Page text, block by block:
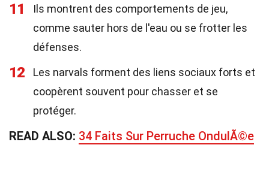
11
Ils montrent des comportements de jeu,
comme sauter hors de l'eau ou se frotter les
défenses.
12
Les narvals forment des liens sociaux forts et
coopèrent souvent pour chasser et se
protéger.
READ ALSO: 34 Faits Sur Perruche OndulÃ©e